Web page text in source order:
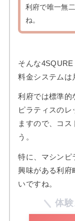
利府で唯一無
ね。
そんな
料金システムは
利府では標準的
ピラティスのレ
ますので、コス
う。
特に、マシンピ
興味がある利府
いですね。
体